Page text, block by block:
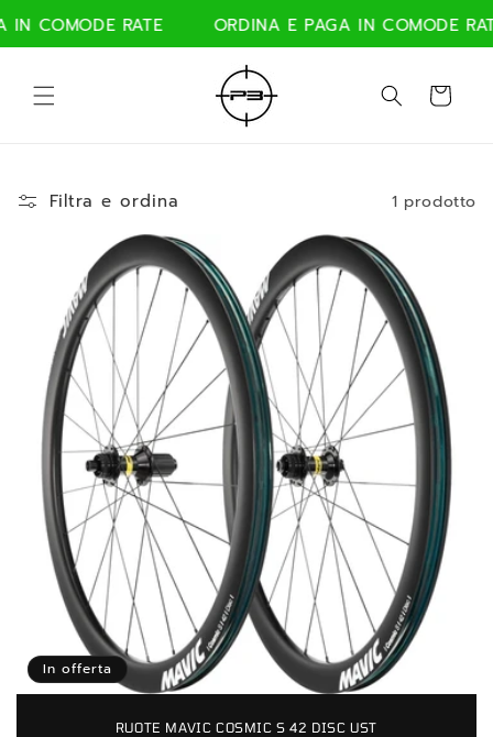
direttamente
ai contenuti
COMODE RATE ORDINA E PAGA IN COMODE RATE
Carrello
Filtra e ordina 1 prodotto
In offerta
RUOTE MAVIC COSMIC S 42 DISC UST